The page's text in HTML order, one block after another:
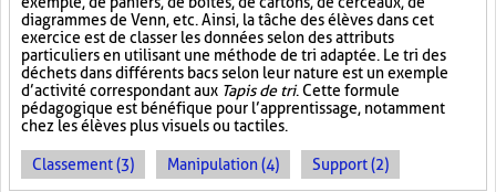
diagrammes de Venn, etc. Ainsi, la tâche des élèves dans cet
exercice est de classer les données selon des attributs
particuliers en utilisant une méthode de tri adaptée. Le tri des
déchets dans différents bacs selon leur nature est un exemple
d’activité correspondant aux Tapis de tri. Cette formule
pédagogique est bénéfique pour l’apprentissage, notamment
chez les élèves plus visuels ou tactiles.
Classement (3) Manipulation (4) Support (2)